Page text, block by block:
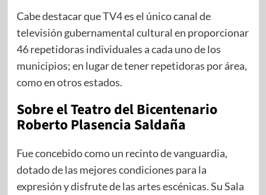
Cabe destacar que TV4 es el único canal de
televisión gubernamental cultural en proporcionar
46 repetidoras individuales a cada uno de los
municipios; en lugar de tener repetidoras por área,
como en otros estados.
Sobre el Teatro del Bicentenario
Roberto Plasencia Saldaña
Fue concebido como un recinto de vanguardia,
dotado de las mejores condiciones para la
expresión y disfrute de las artes escénicas. Su Sala